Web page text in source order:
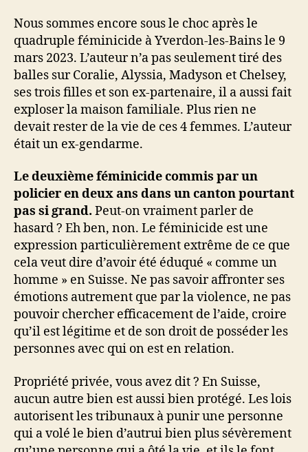
Nous sommes encore sous le choc après le
quadruple féminicide à Yverdon-les-Bains le 9
mars 2023. L’auteur n’a pas seulement tiré des
balles sur Coralie, Alyssia, Madyson et Chelsey,
ses trois filles et son ex-partenaire, il a aussi fait
exploser la maison familiale. Plus rien ne
devait rester de la vie de ces 4 femmes. L’auteur
était un ex-gendarme.
Le deuxième féminicide commis par un
policier en deux ans dans un canton pourtant
pas si grand. Peut-on vraiment parler de
hasard ? Eh ben, non. Le féminicide est une
expression particulièrement extrême de ce que
cela veut dire d’avoir été éduqué « comme un
homme » en Suisse. Ne pas savoir affronter ses
émotions autrement que par la violence, ne pas
pouvoir chercher efficacement de l’aide, croire
qu’il est légitime et de son droit de posséder les
personnes avec qui on est en relation.
Propriété privée, vous avez dit ? En Suisse,
aucun autre bien est aussi bien protégé. Les lois
autorisent les tribunaux à punir une personne
qui a volé le bien d’autrui bien plus sévèrement